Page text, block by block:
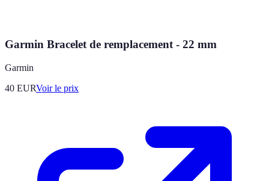
Garmin Bracelet de remplacement - 22 mm
Garmin
40 EURVoir le prix